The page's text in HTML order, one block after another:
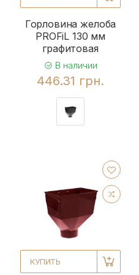
Горловина желоба
PROFiL 130 мм
графитовая
В наличии
446.31 грн.
КУПИТЬ